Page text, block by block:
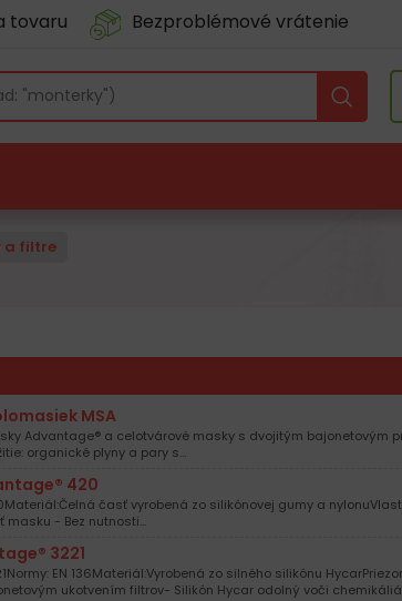
tovaru Bezproblémové vrátenie
a filtre
MSA
Advantage® a celotvárové masky s dvojitým bajonetovým
organické plyny a pary s…
420
časť vyrobená zo silikónovej gumy a
- Bez nutnosti…
3221
EN 136Materiál:Vyrobená zo silného silikónu
ukotvením filtrov- Silikón Hycar odolný voči